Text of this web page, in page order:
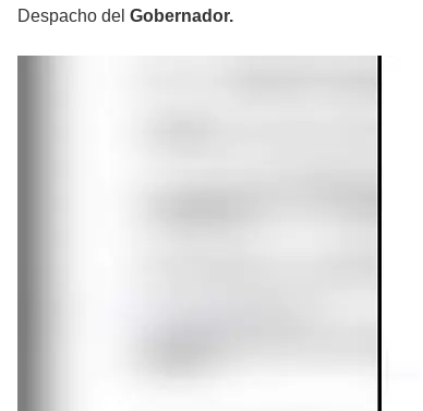
Despacho del Gobernador.